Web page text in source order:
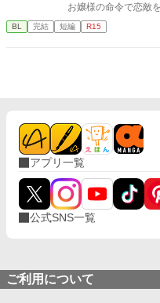
お嬢様の命令で恋敵
た、ちょっとアホな子の話です。 （ムー
しています）
BL 完結 短編 R15
アプリ一覧
公式SNS一覧
ご利用について